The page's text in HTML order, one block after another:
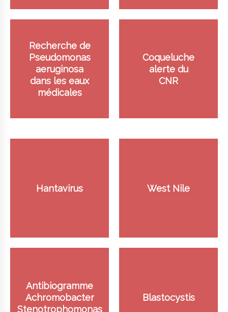
Recherche de
Pseudomonas
aeruginosa
dans les eaux
médicales
Coqueluche
alerte du
CNR
Hantavirus West Nile
Antibiogramme
Achromobacter
Stenotrophomonas
Blastocystis